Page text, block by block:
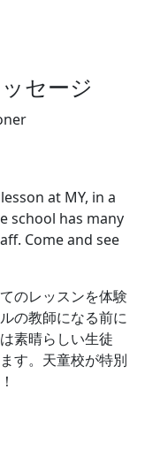
at MY, in a
school has many
Come and see
のレッスンを体験
の教師になる前に
素晴らしい生徒
す。天童校が特別